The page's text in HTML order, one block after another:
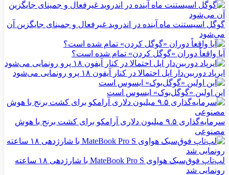
گوگل اسیستنت ماه آینده در اندروید غیرفعال و جمینای جایگزین آن
می‌شود
آیا واقعاً دوران «گوگل کردن» تمام شده است؟
ایرپاد دوربین‌دار اپل احتمالا در کنار آیفون ۱۸ پرو رونمایی می‌شود
این اولین «گوگل‌بوک» ایسوس است
سرمایه‌گذاری ۹.۵ میلیون دلاری آرامکو برای کشت برنج با هوش
مصنوعی
لپ‌تاپ فوق‌سبک هواوی MateBook Pro S با شارژدهی ۱۸ ساعته
رونمایی شد